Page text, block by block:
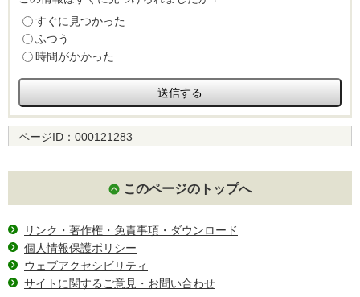
すぐに見つかった
ふつう
時間がかかった
ページID： 000121283
このページのトップへ
リンク・著作権・免責事項・ダウンロード
個人情報保護ポリシー
ウェブアクセシビリティ
サイトに関するご意見・お問い合わせ